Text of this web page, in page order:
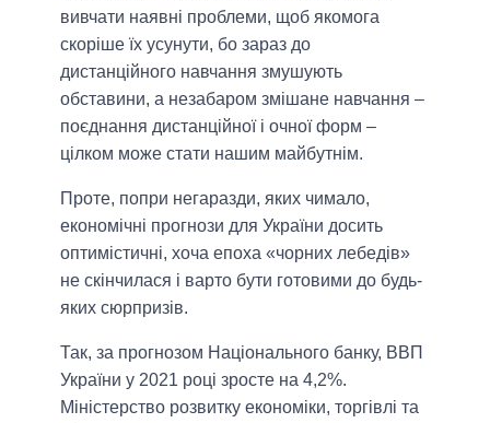
вивчати наявні проблеми, щоб якомога
скоріше їх усунути, бо зараз до
дистанційного навчання змушують
обставини, а незабаром змішане навчання –
поєднання дистанційної і очної форм –
цілком може стати нашим майбутнім.
Проте, попри негаразди, яких чимало,
економічні прогнози для України досить
оптимістичні, хоча епоха «чорних лебедів»
не скінчилася і варто бути готовими до будь-
яких сюрпризів.
Так, за прогнозом Національного банку, ВВП
України у 2021 році зросте на 4,2%.
Міністерство розвитку економіки, торгівлі та